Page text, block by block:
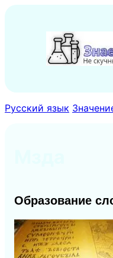
содержимому
Русский язык
Образование